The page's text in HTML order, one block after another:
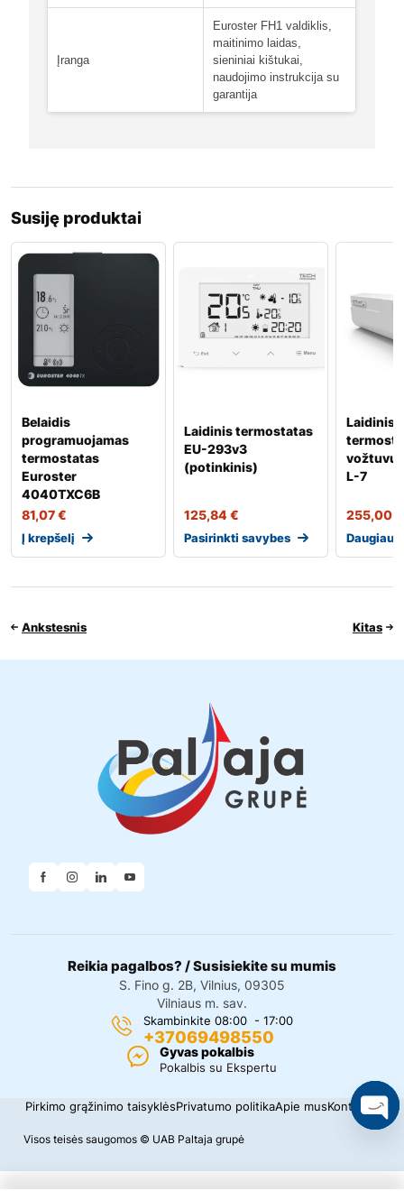
Įranga
Euroster FH1 valdiklis,
maitinimo laidas,
sieniniai kištukai,
naudojimo instrukcija su
garantija
Susiję produktai
Belaidis
programuojamas
termostatas
Euroster
4040TXC6B
81,07€
Į krepšelį
Laidinis termostatas
EU-293v3
(potinkinis)
125,84€
Pasirinkti savybes
Laidinis
vožtuvų
L-7
255,00
Daugiau
Ankstesnis Kitas
Reikia pagalbos? / Susisiekite su mumis
S. Fino g. 2B, Vilnius, 09305
Vilniaus m. sav.
Skambinkite 08:00 - 17:00
+37069498550
Gyvas pokalbis
Pokalbis su Ekspertu
Visos teisės saugomos © UAB Paltaja grupė
Pirkimo grąžinimo taisyklėsPrivatumo politikaApie musKontaktai
e